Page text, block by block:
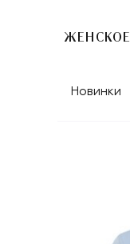
ЖЕНСКОЕ
Новинки